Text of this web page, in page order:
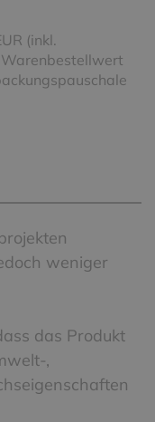
(inkl.
weniger
das Produkt
,